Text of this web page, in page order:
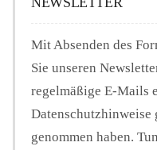
Mit Absenden des
Sie unseren
regelmäßige E-Mails
Datenschutzhinweise
genommen haben.